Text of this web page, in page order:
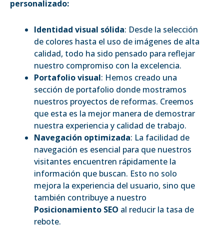
personalizado:
Identidad visual sólida: Desde la selección
de colores hasta el uso de imágenes de alta
calidad, todo ha sido pensado para reflejar
nuestro compromiso con la excelencia.
Portafolio visual: Hemos creado una
sección de portafolio donde mostramos
nuestros proyectos de reformas. Creemos
que esta es la mejor manera de demostrar
nuestra experiencia y calidad de trabajo.
Navegación optimizada: La facilidad de
navegación es esencial para que nuestros
visitantes encuentren rápidamente la
información que buscan. Esto no solo
mejora la experiencia del usuario, sino que
también contribuye a nuestro
Posicionamiento SEO al reducir la tasa de
rebote.